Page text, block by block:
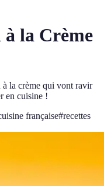
à la Crème
à la crème qui vont ravir
en cuisine !
française#recettes